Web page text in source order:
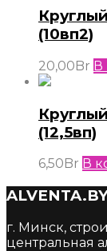
(10вп2)
20,00Br В
(12,5вп)
6,50 Br В
г. Минск,
центральная